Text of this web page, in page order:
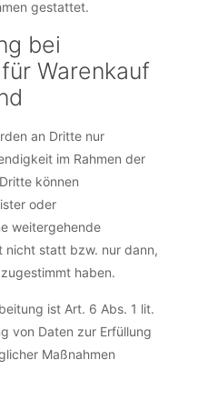
gestattet.
bei
Warenkauf
an Dritte nur
im Rahmen der
können
oder
weitergehende
nicht statt bzw. nur dann,
haben.
ist Art. 6 Abs. 1 lit.
von Daten zur Erfüllung
Maßnahmen